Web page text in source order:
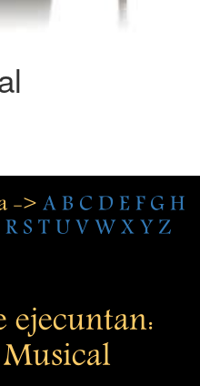
-> A B C D E F G H
R S T U V W X Y Z
ejecuntan: